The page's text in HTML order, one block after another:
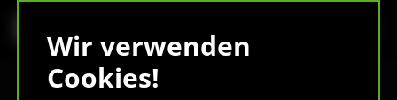
Wir verwenden
Cookies!